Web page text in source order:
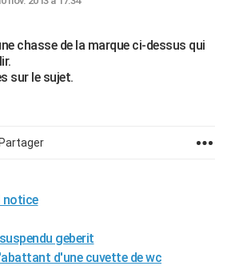
chasse de la marque ci-dessus qui
sur le sujet.
Partager
notice
geberit
d'une cuvette de wc